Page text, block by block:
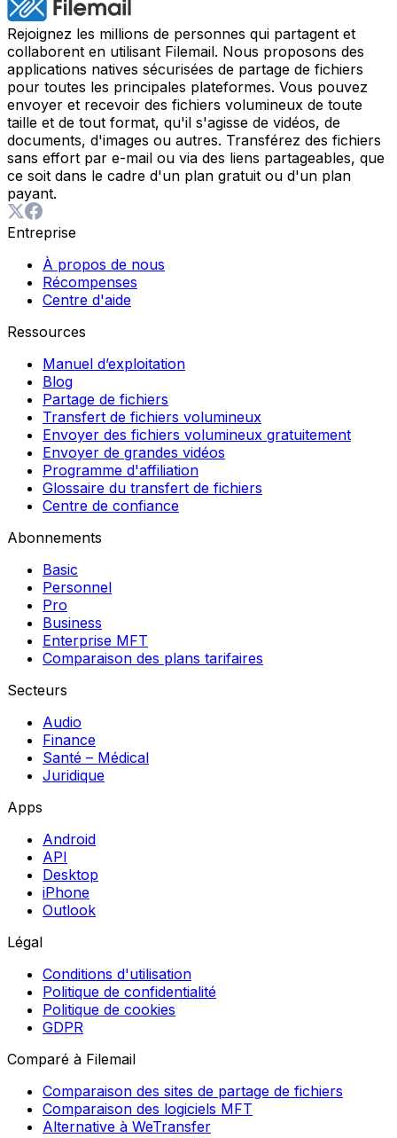
Rejoignez les millions de personnes qui partagent et
collaborent en utilisant Filemail. Nous proposons des
applications natives sécurisées de partage de fichiers
pour toutes les principales plateformes. Vous pouvez
envoyer et recevoir des fichiers volumineux de toute
taille et de tout format, qu'il s'agisse de vidéos, de
documents, d'images ou autres. Transférez des fichiers
sans effort par e-mail ou via des liens partageables, que
ce soit dans le cadre d'un plan gratuit ou d'un plan
payant.
Entreprise
À propos de nous
Récompenses
Centre d'aide
Ressources
Manuel d’exploitation
Blog
Partage de fichiers
Transfert de fichiers volumineux
Envoyer des fichiers volumineux gratuitement
Envoyer de grandes vidéos
Programme d'affiliation
Glossaire du transfert de fichiers
Centre de confiance
Abonnements
Basic
Personnel
Pro
Business
Enterprise MFT
Comparaison des plans tarifaires
Secteurs
Audio
Finance
Santé – Médical
Juridique
Apps
Android
API
Desktop
iPhone
Outlook
Légal
Conditions d'utilisation
Politique de confidentialité
Politique de cookies
GDPR
Comparé à Filemail
Comparaison des sites de partage de fichiers
Comparaison des logiciels MFT
Alternative à WeTransfer